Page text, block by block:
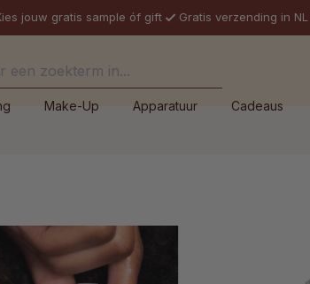
jouw gratis sample óf gift Gratis verzending in
Make-Up Apparatuur Cadeaus